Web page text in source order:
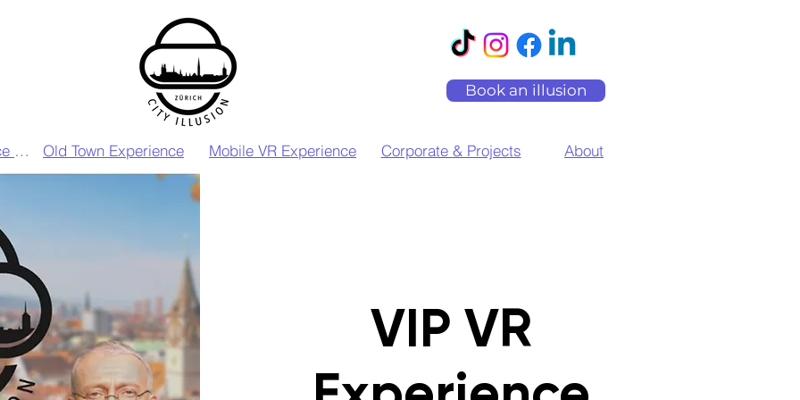
VIP VR Experience Zurich
Book an illusion
Old Town Experience Mobile VR Experience Corporate & Projects About
VIP VR